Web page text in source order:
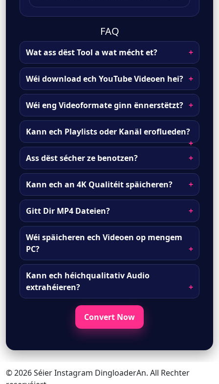
FAQ
Wat ass dëst Tool a wat mécht et?
Wéi download ech YouTube Videoen hei?
Wéi eng Videoformate ginn ënnerstëtzt?
Kann ech Playlists oder Kanäl eroflueden?
Ass dëst sécher ze benotzen?
Kann ech an 4K Qualitéit späicheren?
Gitt Dir MP4 Dateien?
Wéi späicheren ech Videoen op mengem
PC?
Kann ech héichqualitativ Audio
extrahéieren?
Convert Now
©2026Séier Instagram DingloaderAn. All Rechter